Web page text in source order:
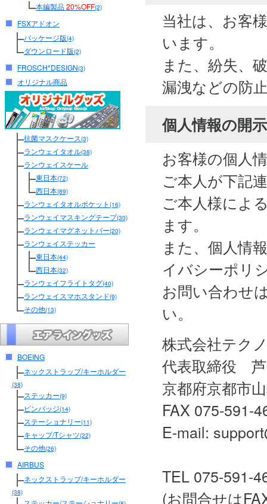
本編製品20%OFF(2)
FSXアドオン
パッケージ版(4)
ダウンロード版(2)
FROSCH*DESIGN(3)
オリジナル商品
抗菌マスクケース(3)
ランウェイタオル(38)
ランウェイスケール
東日本(72)
西日本(89)
ランウェイタオルポケット (16)
ランウェイマスキングテープ(30)
ランウェイマグネットバー(20)
ランウェイステッカー
東日本(44)
西日本(32)
ランウェイフライトタグ(40)
ランウェイスマホスタンド(9)
その他(13)
BOEING
ネックストラップ/キーホルダー
(38)
ステッカー(9)
ピンバッジ(14)
ステーショナリー(11)
キャップ/Tシャツ(22)
その他(26)
AIRBUS
ネックストラップ/キーホルダー
(38)
当社は、お客
います。
また、紛失、
漏洩などの防
個人情報の開
お客様の個人
ご本人が下記
ご本人様によ
ます。
また、個人情
イバシーポリ
お問い合わせ
い。
株式会社テク
代表取締役
京都府京都市
FAX 075-591-
E-mail:
TEL 075-591-
(お問合せは